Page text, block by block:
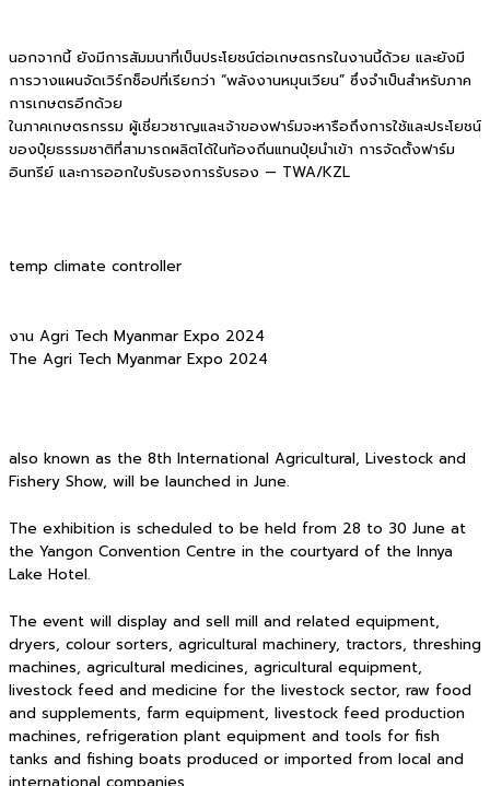
นอกจากนี้ ยังมีการสัมมนาที่เป็นประโยชน์ต่อเกษตรกรในงานนี้ด้วย และยังมี
การวางแผนจัดเวิร์กช็อปที่เรียกว่า “พลังงานหมุนเวียน” ซึ่งจำเป็นสำหรับภาค
การเกษตรอีกด้วย
ในภาคเกษตรกรรม ผู้เชี่ยวชาญและเจ้าของฟาร์มจะหารือถึงการใช้และประโยชน์
ของปุ๋ยธรรมชาติที่สามารถผลิตได้ในท้องถิ่นแทนปุ๋ยนำเข้า การจัดตั้งฟาร์ม
อินทรีย์ และการออกใบรับรองการรับรอง — TWA/KZL
temp climate controller
งาน Agri Tech Myanmar Expo 2024
The Agri Tech Myanmar Expo 2024
also known as the 8th International Agricultural, Livestock and
Fishery Show, will be launched in June.
The exhibition is scheduled to be held from 28 to 30 June at
the Yangon Convention Centre in the courtyard of the Innya
Lake Hotel.
The event will display and sell mill and related equipment,
dryers, colour sorters, agricultural machinery, tractors, threshing
machines, agricultural medicines, agricultural equipment,
livestock feed and medicine for the livestock sector, raw food
and supplements, farm equipment, livestock feed production
machines, refrigeration plant equipment and tools for fish
tanks and fishing boats produced or imported from local and